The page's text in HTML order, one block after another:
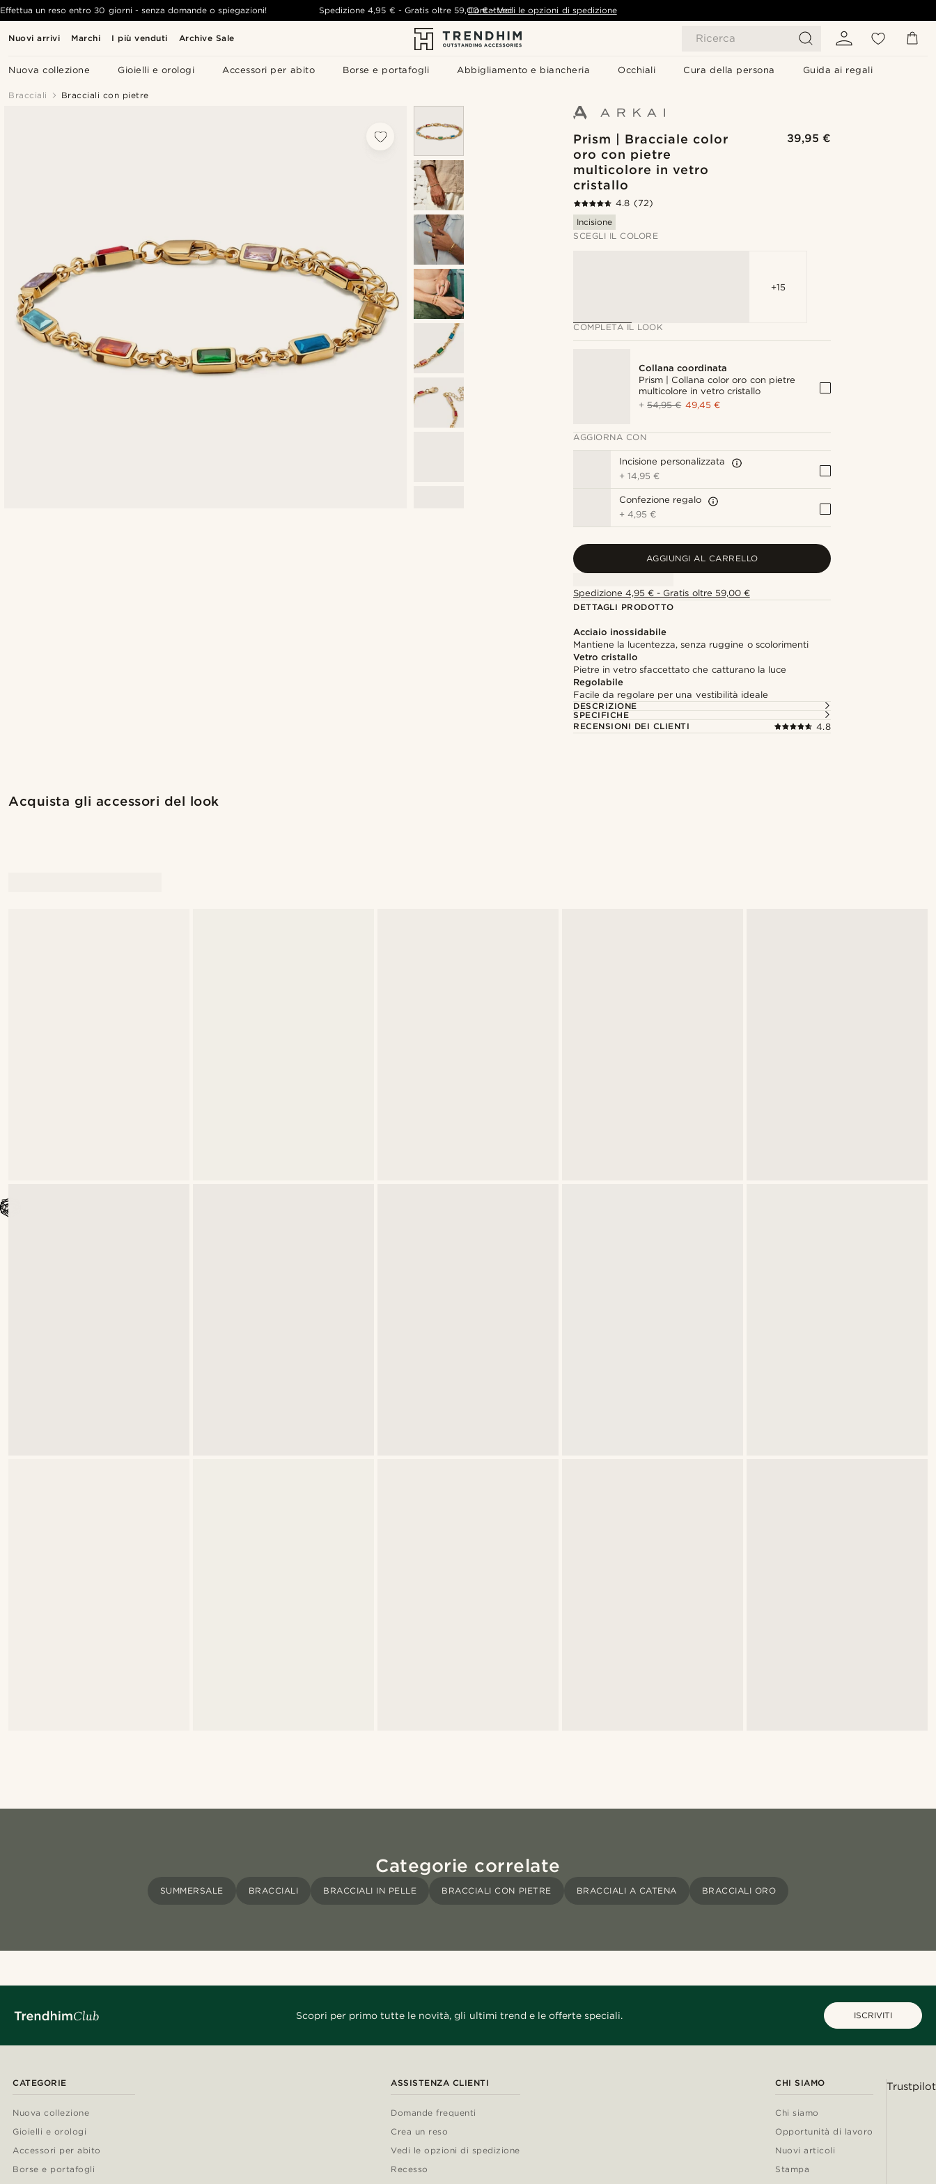
Nuovi arrivi Marchi I più venduti Archive Sale Ricerca
Nuova collezione Gioielli e orologi Accessori per abito Borse e portafogli Abbigliamento e biancheria Occhiali Cura della persona Guida ai regali
Effettua un reso entro 30 giorni - senza domande o spiegazioni! Spedizione 4,95 € - Gratis oltre 59,00 € - Vedi le opzioni di spedizione
Contattaci
Bracciali Bracciali con pietre
Prism | Bracciale color
oro con pietre
multicolore in vetro
cristallo
39,95 €
4.8 (72)
Incisione
SCEGLI IL COLORE
+15
COMPLETA IL LOOK
Collana coordinata
Prism | Collana color oro con pietre
multicolore in vetro cristallo
+54,95 € 49,45 €
AGGIORNA CON
Incisione personalizzata
+14,95 €
Confezione regalo
+4,95 €
AGGIUNGI AL CARRELLO
Spedizione 4,95 € - Gratis oltre 59,00 €
DETTAGLI PRODOTTO
Acciaio inossidabile
Mantiene la lucentezza, senza ruggine o scolorimenti
Vetro cristallo
Pietre in vetro sfaccettato che catturano la luce
Regolabile
Facile da regolare per una vestibilità ideale
DESCRIZIONE
SPECIFICHE
RECENSIONI DEI CLIENTI
4.8
Acquista gli accessori del look
Categorie correlate
SUMMERSALE BRACCIALI BRACCIALI IN PELLE BRACCIALI CON PIETRE BRACCIALI A CATENA BRACCIALI ORO
Scopri per primo tutte le novità, gli ultimi trend e le offerte speciali. ISCRIVITI
CATEGORIE
Nuova collezione
Gioielli e orologi
Accessori per abito
Borse e portafogli
ASSISTENZA CLIENTI
Domande frequenti
Crea un reso
Vedi le opzioni di spedizione
Recesso
CHI SIAMO
Chi siamo
Opportunità di lavoro
Nuovi articoli
Stampa
Trustpilot